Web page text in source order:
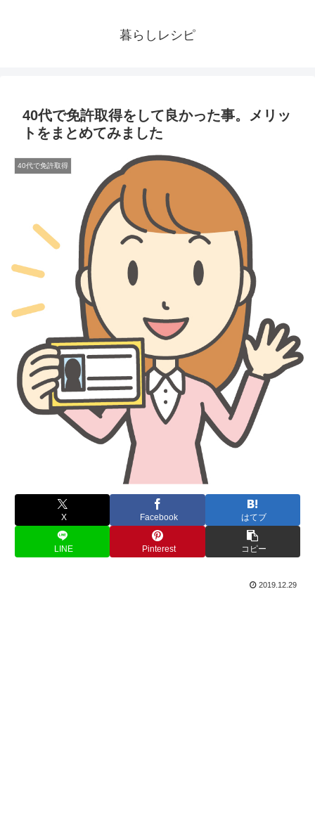
暮らしレシピ
40代で免許取得をして良かった事。メリッ
トをまとめてみました
40代で免許取得
X Facebook はてブ
LINE Pinterest コピー
2019.12.29